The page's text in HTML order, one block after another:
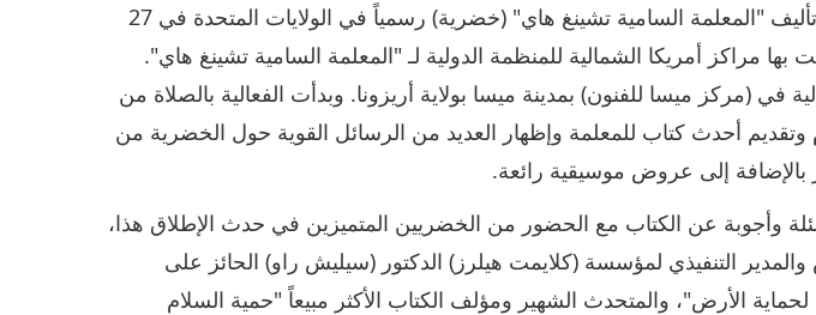
هي الحل الوحيد" من تأليف "المعلمة السامية تشينغ هاي" (خضرية) رسمياً في الولايات المتحدة في 27
قامت بها مراكز أمريكا الشمالية للمنظمة الدولية لـ "المعلمة السامية تشينغ هاي".
في (مركز ميسا للفنون) بمدينة ميسا بولاية أريزونا. وبدأت الفعالية بالصلاة من
وتقديم أحدث كتاب للمعلمة وإظهار العديد من الرسائل القوية حول الخضرية من
إلى عروض موسيقية رائعة.
وأجوبة عن الكتاب مع الحضور من الخضريين المتميزين في حدث الإطلاق هذا،
التنفيذي لمؤسسة (كلايمت هيلرز) الدكتور (سيليش راو) الحائز على
الأرض"، والمتحدث الشهير ومؤلف الكتاب الأكثر مبيعاً "حمية السلام